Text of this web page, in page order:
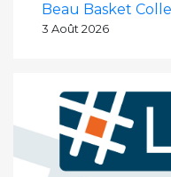
Beau Basket
3 Août 2026